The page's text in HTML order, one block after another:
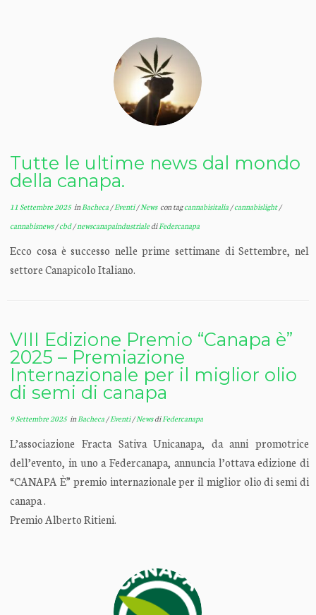
Tutte le ultime news dal mondo
della canapa.
11 Settembre 2025inBacheca /Eventi/News con tagcannabisitalia /cannabislight/
cannabisnews/cbd/newscanapaindustrialediFedercanapa
Ecco cosa è successo nelle prime settimane di Settembre, nel
settore Canapicolo Italiano.
VIII Edizione Premio “Canapa è”
2025 – Premiazione
Internazionale per il miglior olio
di semi di canapa
9 Settembre 2025inBacheca /Eventi/NewsdiFedercanapa
L’associazione Fracta Sativa Unicanapa, da anni promotrice
dell’evento, in uno a Federcanapa, annuncia l’ottava edizione di
“CANAPA È” premio internazionale per il miglior olio di semi di
canapa .
Premio Alberto Ritieni.